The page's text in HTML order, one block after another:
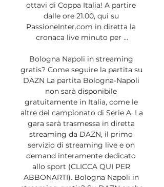
ottavi di Coppa Italia! A partire
dalle ore 21.00, qui su
PassioneInter.com in diretta la
cronaca live minuto per ...
Bologna Napoli in streaming
gratis? Come seguire la partita su
DAZN La partita Bologna-Napoli
non sarà disponibile
gratuitamente in Italia, come le
altre del campionato di Serie A. La
gara sarà trasmessa in diretta
streaming da DAZN, il primo
servizio di streaming live e on
demand interamente dedicato
allo sport (CLICCA QUI PER
ABBONARTI). Bologna Napoli in